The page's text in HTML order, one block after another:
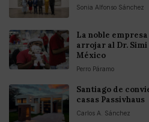
Sonia Alfonso Sánchez
La noble
arrojar al Dr.
México
Perro Páramo
Santiago de
casas Passivhaus
Carlos A. Sánchez